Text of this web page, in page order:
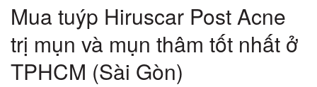
Mua tuýp Hiruscar Post Acne
trị mụn và mụn thâm tốt nhất ở
TPHCM (Sài Gòn)